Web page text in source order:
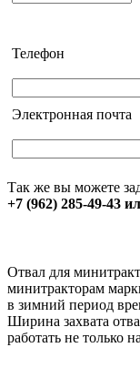
Телефон
Электронная почта
Так же вы можете
+7 (962) 285-49-43
Отвал для
минитракторам
в зимний период
Ширина захвата
работать не только